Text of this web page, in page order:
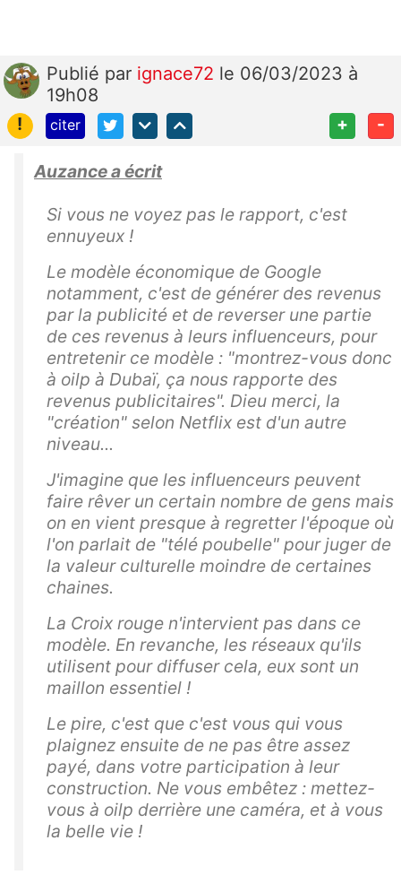
Publié par ignace72 le 06/03/2023 à
19h08
!
citer + -
Auzance a écrit
Si vous ne voyez pas le rapport, c'est
ennuyeux !
Le modèle économique de Google
notamment, c'est de générer des revenus
par la publicité et de reverser une partie
de ces revenus à leurs influenceurs, pour
entretenir ce modèle : "montrez-vous donc
à oilp à Dubaï, ça nous rapporte des
revenus publicitaires". Dieu merci, la
"création" selon Netflix est d'un autre
niveau...
J'imagine que les influenceurs peuvent
faire rêver un certain nombre de gens mais
on en vient presque à regretter l'époque où
l'on parlait de "télé poubelle" pour juger de
la valeur culturelle moindre de certaines
chaines.
La Croix rouge n'intervient pas dans ce
modèle. En revanche, les réseaux qu'ils
utilisent pour diffuser cela, eux sont un
maillon essentiel !
Le pire, c'est que c'est vous qui vous
plaignez ensuite de ne pas être assez
payé, dans votre participation à leur
construction. Ne vous embêtez : mettez-
vous à oilp derrière une caméra, et à vous
la belle vie !